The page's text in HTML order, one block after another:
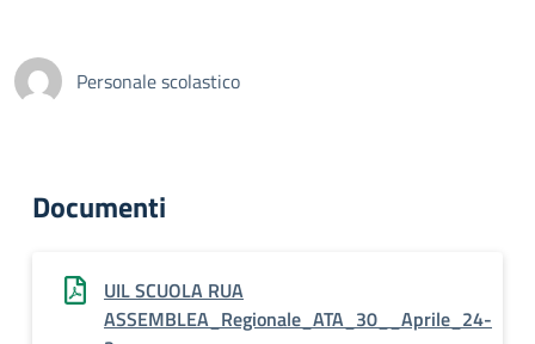
Personale scolastico
Documenti
UIL SCUOLA RUA
ASSEMBLEA_Regionale_ATA_30__Aprile_24-